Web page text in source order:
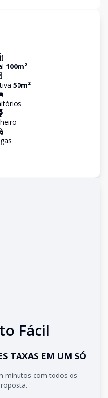
100m²
50m²
s
s
Fácil
TAXAS EM UM SÓ
minutos com todos os